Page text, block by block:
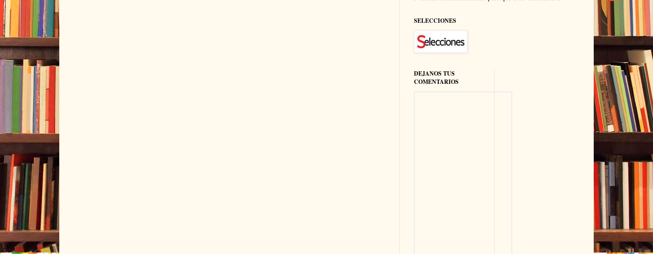
SELECCIONES
DEJANOS TUS
COMENTARIOS